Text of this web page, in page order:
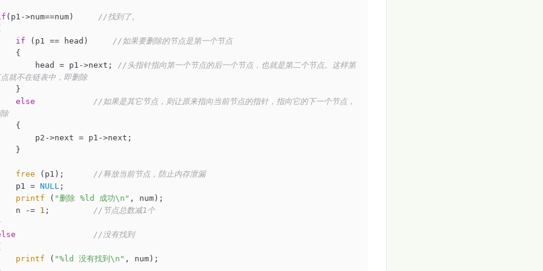
(p1->num==num) //找到了。
if (p1 == head) //如果要删除的节点是第一个节点
= p1->next; //头指针指向第一个节点的后一个节点，也就是第二个节点。这样第
点就不在链表中，即删除
else
//如果是其它节点，则让原来指向当前节点的指针，指向它的下一个节点，
除
>next = p1->next;
free (p1); //释放当前节点，防止内存泄漏
= NULL ;
printf ( "删除 %ld 成功\n" , num);
-= 1 ; //节点总数减1个
//没有找到
printf ( "%ld 没有找到\n" , num);